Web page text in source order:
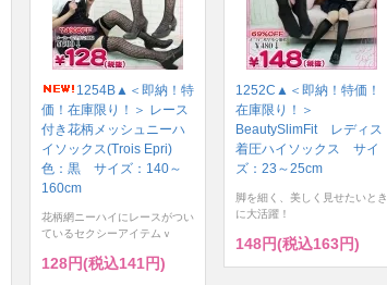
1254B▲＜即納！特
価！在庫限り！＞ レース
付き花柄メッシュニーハ
イソックス(Trois Epri)
色：黒 サイズ：140～
160cm
花柄網ニーハイにレースがつい
ているセクシーアイテムｖ
128円(税込141円)
1252C▲＜即納！特価！
在庫限り！＞
BeautySlimFit レディス
着圧ハイソックス サイ
ズ：23～25cm
脚を細く、美しく見せたいとき
に大活躍！
148円(税込163円)